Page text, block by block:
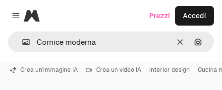
Close menu
Magnific
CancellaCerca
Prezzi Accedi
Crea un'immagine IA Crea un video IA Interior design Cucina